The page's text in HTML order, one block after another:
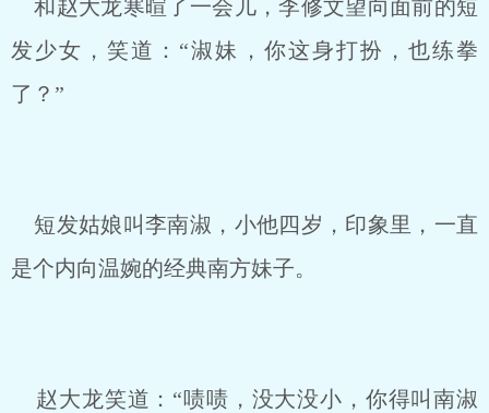
和赵大龙寒暄了一会儿，李修文望向面前的短
发少女，笑道：“淑妹，你这身打扮，也练拳
了？”
短发姑娘叫李南淑，小他四岁，印象里，一直
是个内向温婉的经典南方妹子。
赵大龙笑道：“啧啧，没大没小，你得叫南淑